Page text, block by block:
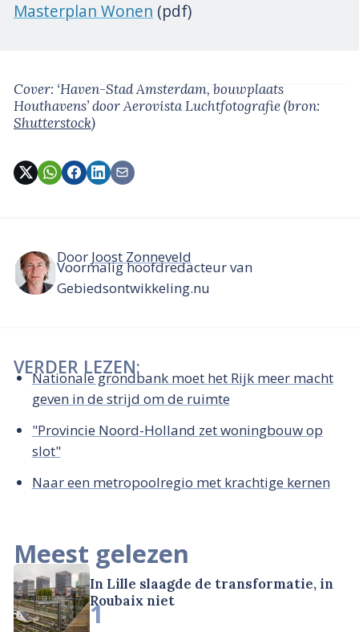
Masterplan Wonen (pdf)
Cover: ‘Haven-Stad Amsterdam, bouwplaats
Houthavens’door Aerovista Luchtfotografie(bron:
Shutterstock)
Door Joost Zonneveld
Voormalig hoofdredacteur van
Gebiedsontwikkeling.nu
VERDER LEZEN:
Nationale grondbank moet het Rijk meer macht
geven in de strijd om de ruimte
"Provincie Noord-Holland zet woningbouw op
slot"
Naar een metropoolregio met krachtige kernen
Meest gelezen
In Lille slaagde de transformatie, in
Roubaix niet
1